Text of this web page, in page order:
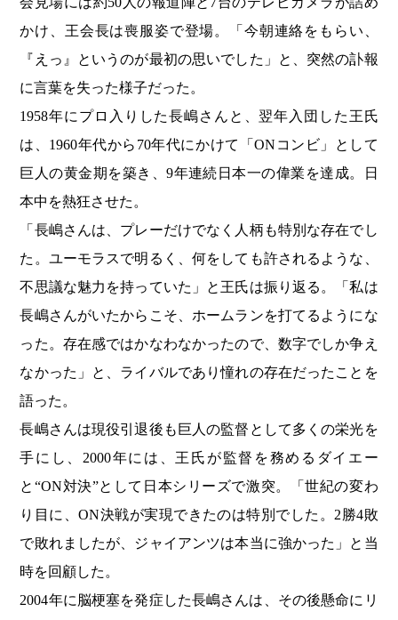
かけ、王会長は喪服姿で登場。「今朝連絡をもらい、
『えっ』というのが最初の思いでした」と、突然の訃報
に言葉を失った様子だった。
1958年にプロ入りした長嶋さんと、翌年入団した王氏
は、1960年代から70年代にかけて「ONコンビ」として
巨人の黄金期を築き、9年連続日本一の偉業を達成。日
本中を熱狂させた。
「長嶋さんは、プレーだけでなく人柄も特別な存在でし
た。ユーモラスで明るく、何をしても許されるような、
不思議な魅力を持っていた」と王氏は振り返る。「私は
長嶋さんがいたからこそ、ホームランを打てるようにな
った。存在感ではかなわなかったので、数字でしか争え
なかった」と、ライバルであり憧れの存在だったことを
語った。
長嶋さんは現役引退後も巨人の監督として多くの栄光を
手にし、2000年には、王氏が監督を務めるダイエー
と“ON対決”として日本シリーズで激突。「世紀の変わ
り目に、ON決戦が実現できたのは特別でした。2勝4敗
で敗れましたが、ジャイアンツは本当に強かった」と当
時を回顧した。
2004年に脳梗塞を発症した長嶋さんは、その後懸命にリ